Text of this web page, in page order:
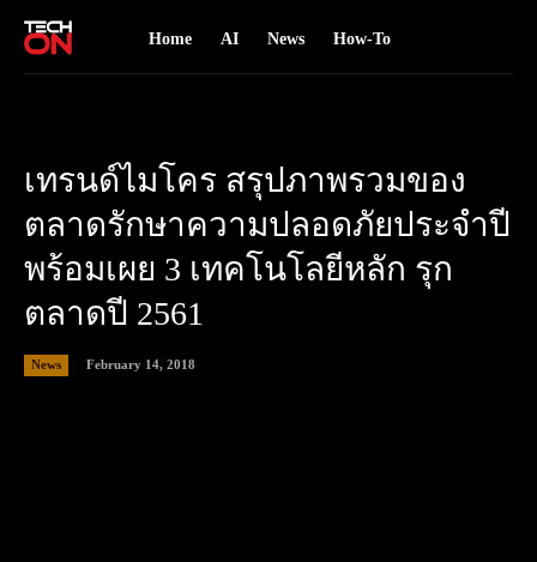
Home AI News How-To
เทรนด์ไมโคร สรุปภาพรวมของ
ตลาดรักษาความปลอดภัยประจำปี
พร้อมเผย 3 เทคโนโลยีหลัก รุก
ตลาดปี 2561
News February 14, 2018